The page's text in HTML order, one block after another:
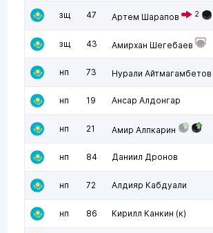
зщ 47 Артем Шарапов 2
зщ 43 Амирхан Шегебаев
нп 73 Нурали Айтмагамбетов
нп 19 Ансар Алдонгар
нп 21 Амир Алпкарин
нп 84 Даниил Дронов
нп 72 Алдияр Кабдуали
нп 86 Кирилл Канкин (к)